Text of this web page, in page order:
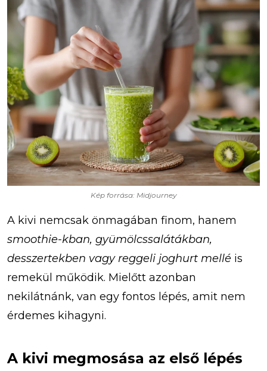
Kép forrása: Midjourney
A kivi nemcsak önmagában finom, hanem
smoothie-kban, gyümölcssalátákban,
desszertekben vagy reggeli joghurt mellé is
remekül működik. Mielőtt azonban
nekilátnánk, van egy fontos lépés, amit nem
érdemes kihagyni.
A kivi megmosása az első lépés